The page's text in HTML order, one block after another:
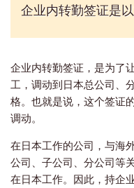
企业内转勤签证是
企业内转勤签证，是为了
工，调动到日本总公司、
格。也就是说，这个签证
调动。
在日本工作的公司，与海
公司、子公司、分公司等
在日本工作。因此，持企